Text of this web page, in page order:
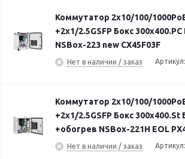
Коммутатор 2х10/100/
+2х1/2.5GSFP Бокс
NSBox-223 new CX45F03F
Нет в наличии / заказ
Коммутатор 2х10/100/
+2х1/2.5GSFP Бокс
+обогрев NSBox-221H EOL
Нет в наличии / заказ